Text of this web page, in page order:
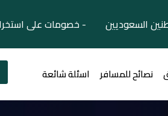
- خصومات على
نصائح للمسافر اسئلة شائعة